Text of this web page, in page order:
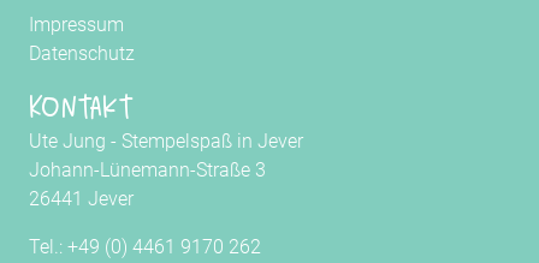
Impressum
Datenschutz
Kontakt
Ute Jung - Stempelspaß in Jever
Johann-Lünemann-Straße 3
26441 Jever
Tel.: +49 (0) 4461 9170 262